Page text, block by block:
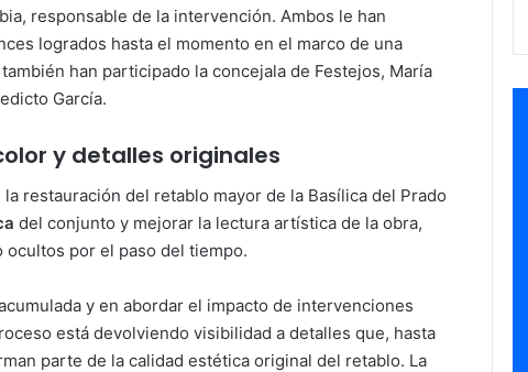
responsable de la intervención. Ambos le han
logrados hasta el momento en el marco de una
han participado la concejala de Festejos, María
García.
y detalles originales
restauración del retablo mayor de la Basílica del Prado
del conjunto y mejorar la lectura artística de la obra,
ocultos por el paso del tiempo.
y en abordar el impacto de intervenciones
está devolviendo visibilidad a detalles que, hasta
parte de la calidad estética original del retablo. La